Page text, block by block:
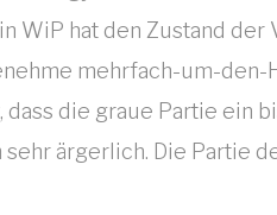
WiP hat den Zustand der
mehrfach-um-
die graue Partie ein
ärgerlich. Die Partie